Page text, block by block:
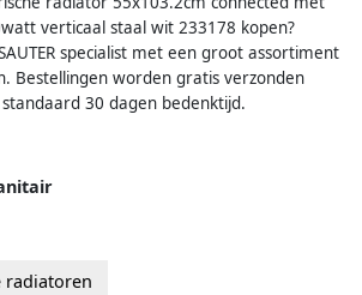
verticaal staal wit 233178 kopen?
specialist met een groot assortiment
Bestellingen worden gratis verzonden
30 dagen bedenktijd.
radiatoren